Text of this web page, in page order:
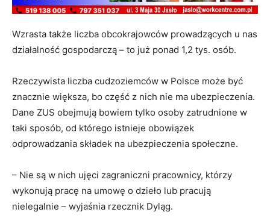
Wzrasta także liczba obcokrajowców prowadzących u nas
działalność gospodarczą – to już ponad 1,2 tys. osób.
Rzeczywista liczba cudzoziemców w Polsce może być
znacznie większa, bo część z nich nie ma ubezpieczenia.
Dane ZUS obejmują bowiem tylko osoby zatrudnione w
taki sposób, od którego istnieje obowiązek
odprowadzania składek na ubezpieczenia społeczne.
– Nie są w nich ujęci zagraniczni pracownicy, którzy
wykonują pracę na umowę o dzieło lub pracują
nielegalnie – wyjaśnia rzecznik Dyląg.